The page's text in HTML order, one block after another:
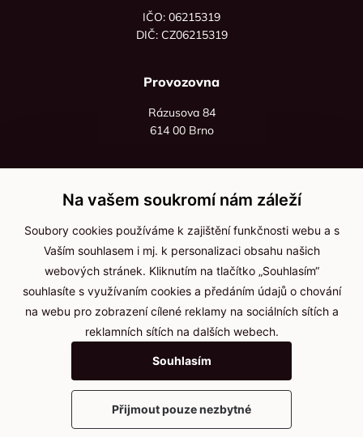
IČO: 06215319
DIČ: CZ06215319
Provozovna
Rázusova 84
614 00 Brno
+420 736 535 066
Po - pá: 8:00 - 16:00
info@jma-kam.cz
Důležité informace
Ochrana osobních údajů
Cookies
2025 © Kameníčci s.r.o.
Na vašem soukromí nám záleží
Soubory cookies používáme k zajištění funkčnosti webu a s
Vaším souhlasem i mj. k personalizaci obsahu našich
webových stránek. Kliknutím na tlačítko „Souhlasím“
souhlasíte s využívaním cookies a předáním údajů o chování
na webu pro zobrazení cílené reklamy na sociálních sítích a
reklamních sítích na dalších webech.
Souhlasím
Přijmout pouze nezbytné